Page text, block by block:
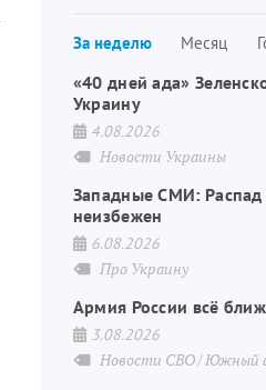
За неделю Месяц
«40 дней ада»
Украину
4.08.2026
Новости Украины
Западные СМИ:
неизбежен
6.08.2026
Про Украину
Армия России всё
3.08.2026
Новости СВО Южный